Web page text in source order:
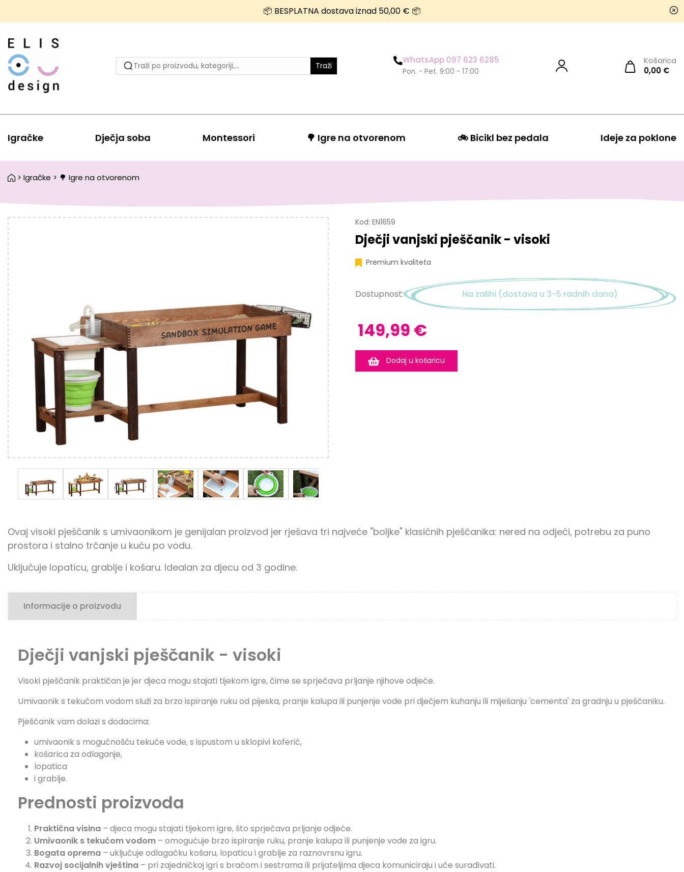
📦 BESPLATNA dostava iznad 50,00 € 📦
Traži
WhatsApp 097 623 6285
Pon. - Pet. 9:00 - 17:00
Košarica
0,00 €
Igračke Dječja soba Montessori 🌳 Igre na otvorenom 🚲 Bicikl bez pedala Ideje za poklone
> Igračke > 🌳 Igre na otvorenom
Kod:EN1659
Dječji vanjski pješčanik - visoki
Premium kvaliteta
Dostupnost: Na zalihi (dostava u 3-5 radnih dana)
149,99 €
Dodaj u košaricu
Ovaj visoki pješčanik s umivaonikom je genijalan proizvod jer rješava tri najveće "boljke" klasičnih pješčanika: nered na odjeći, potrebu za puno
prostora i stalno trčanje u kuću po vodu.
Uključuje lopaticu, grablje i košaru. Idealan za djecu od 3 godine.
Informacije o proizvodu
Dječji vanjski pješčanik - visoki
Visoki pješčanik praktičan je jer djeca mogu stajati tijekom igre, čime se sprječava prljanje njihove odjeće.
Umivaonik s tekućom vodom služi za brzo ispiranje ruku od pijeska, pranje kalupa ili punjenje vode pri dječjem kuhanju ili miješanju 'cementa' za gradnju u pješčaniku.
Pješčanik vam dolazi s dodacima:
umivaonik s mogućnošću tekuće vode, s ispustom u sklopivi koferić,
košarica za odlaganje,
lopatica
i grablje.
Prednosti proizvoda
Praktična visina – djeca mogu stajati tijekom igre, što sprječava prljanje odjeće.
Umivaonik s tekućom vodom – omogućuje brzo ispiranje ruku, pranje kalupa ili punjenje vode za igru.
Bogata oprema – uključuje odlagačku košaru, lopaticu i grablje za raznovrsnu igru.
Razvoj socijalnih vještina – pri zajedničkoj igri s braćom i sestrama ili prijateljima djeca komuniciraju i uče surađivati.